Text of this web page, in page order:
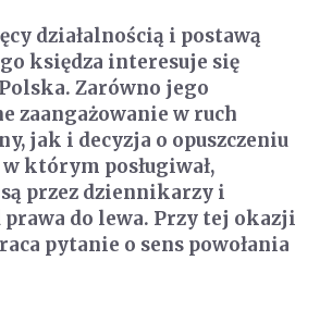
działalnością i postawą
księdza interesuje się
Zarówno jego
zaangażowanie w ruch
jak i decyzja o opuszczeniu
którym posługiwał,
przez dziennikarzy i
do lewa. Przy tej okazji
pytanie o sens powołania